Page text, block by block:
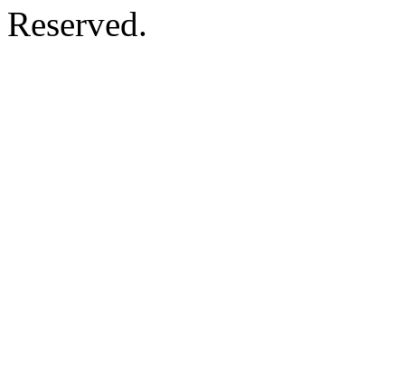
Reserved.